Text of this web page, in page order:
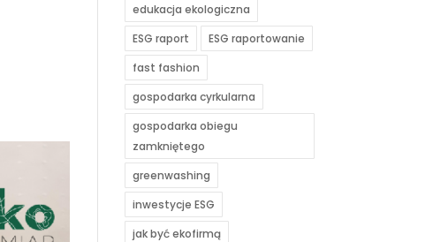
edukacja ekologiczna
ESG raport
ESG raportowanie
fast fashion
gospodarka cyrkularna
gospodarka obiegu
zamkniętego
greenwashing
inwestycje ESG
jak być ekofirmą